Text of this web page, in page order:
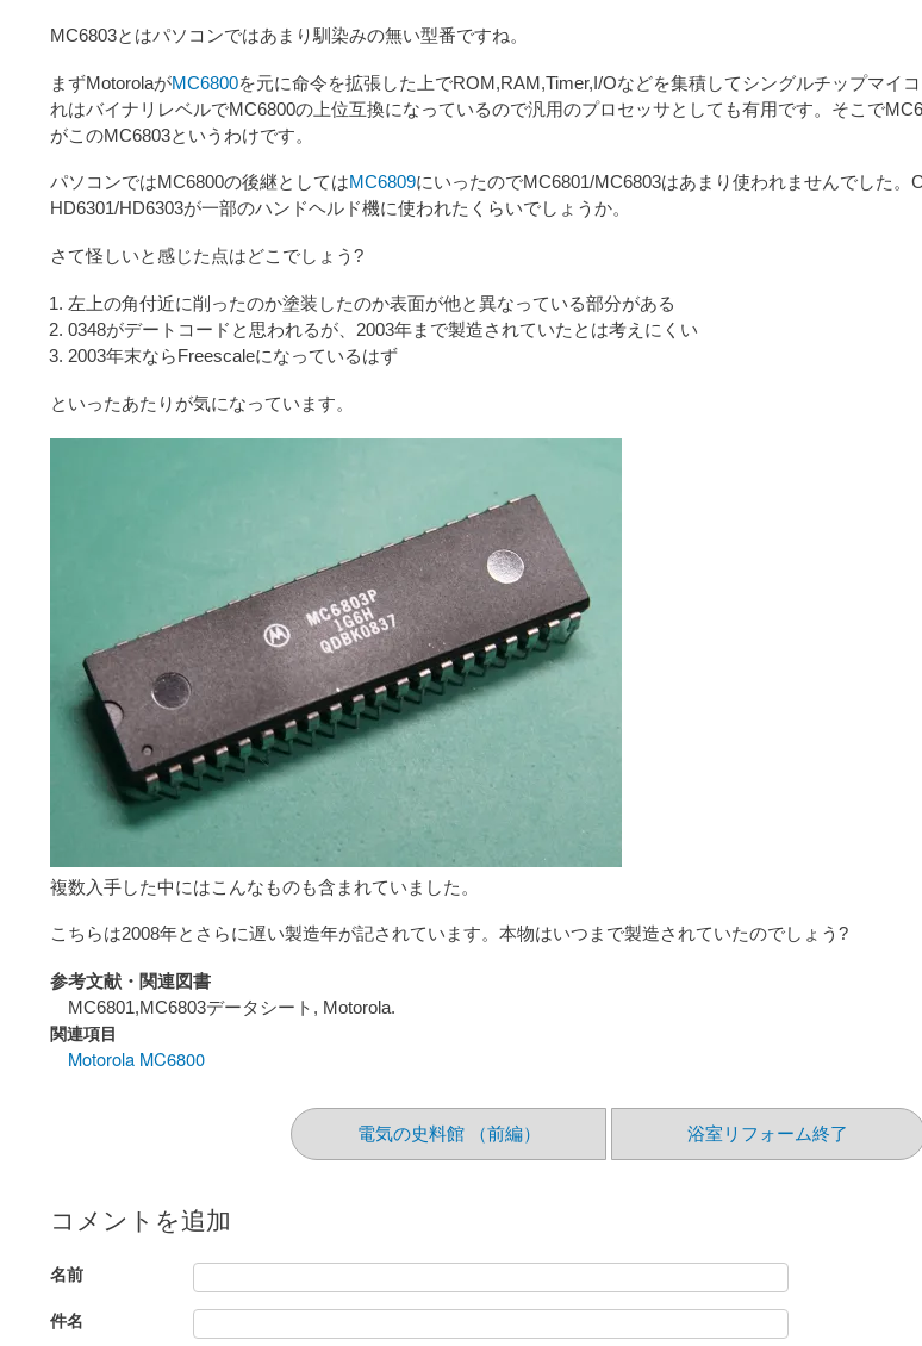
MC6803とはパソコンではあまり馴染みの無い型番ですね。
まずMotorolaがMC6800を元に命令を拡張した上でROM,RAM,Timer,I/Oなどを集積してシングルチップマイ
れはバイナリレベルでMC6800の上位互換になっているので汎用のプロセッサとしても有用です。そこで
がこのMC6803というわけです。
パソコンではMC6800の後継としてはMC6809にいったのでMC6801/MC6803はあまり使われませんでした。
HD6301/HD6303が一部のハンドヘルド機に使われたくらいでしょうか。
さて怪しいと感じた点はどこでしょう?
左上の角付近に削ったのか塗装したのか表面が他と異なっている部分がある
0348がデートコードと思われるが、2003年まで製造されていたとは考えにくい
2003年末ならFreescaleになっているはず
といったあたりが気になっています。
複数入手した中にはこんなものも含まれていました。
こちらは2008年とさらに遅い製造年が記されています。本物はいつまで製造されていたのでしょう?
参考文献・関連図書
MC6801,MC6803データシート, Motorola.
関連項目
Motorola MC6800
電気の史料館 （前編） 浴室リフォーム終了
コメントを追加
名前
件名